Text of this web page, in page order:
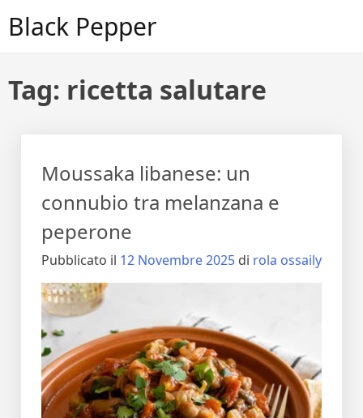
Black Pepper
Tag: ricetta salutare
Moussaka libanese: un
connubio tra melanzana e
peperone
Pubblicato il 12 Novembre 2025 di rola ossaily